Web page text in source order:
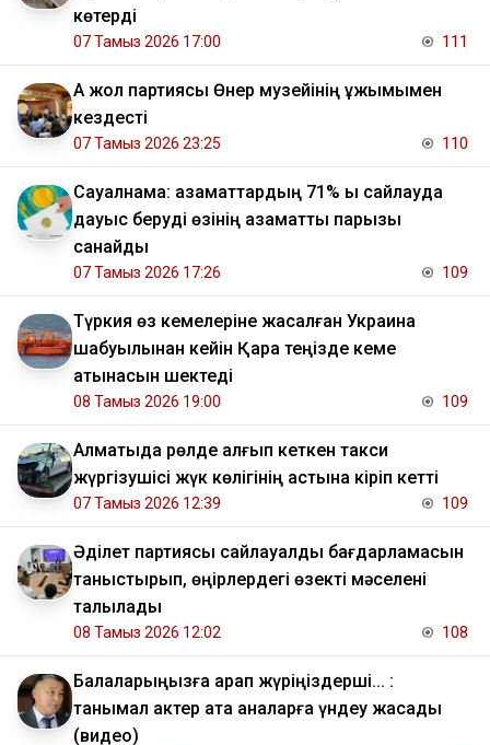
көтерді
07 Тамыз 2026 17:00 111
Ақ жол партиясы Өнер музейінің ұжымымен
кездесті
07 Тамыз 2026 23:25 110
Сауалнама: азаматтардың 71% ы сайлауда
дауыс беруді өзінің азаматтық парызы
санайды
07 Тамыз 2026 17:26 109
Түркия өз кемелеріне жасалған Украина
шабуылынан кейін Қара теңізде кеме
қатынасын шектеді
08 Тамыз 2026 19:00 109
Алматыда рөлде қалғып кеткен такси
жүргізушісі жүк көлігінің астына кіріп кетті
07 Тамыз 2026 12:39 109
Әділет партиясы сайлауалды бағдарламасын
таныстырып, өңірлердегі өзекті мәселені
талқылады
08 Тамыз 2026 12:02 108
Балаларыңызға қарап жүріңіздерші... :
танымал актер ата аналарға үндеу жасады
(видео)